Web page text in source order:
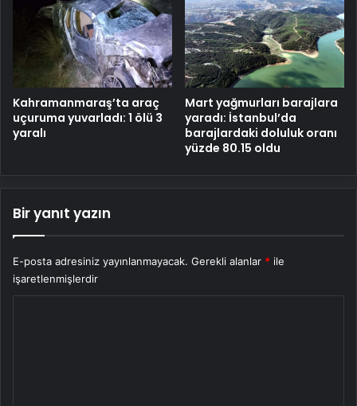
Kahramanmaraş’ta araç
uçuruma yuvarladı: 1 ölü 3
yaralı
Mart yağmurları barajlara
yaradı: İstanbul’da
barajlardaki doluluk oranı
yüzde 80.15 oldu
Bir yanıt yazın
E-posta adresiniz yayınlanmayacak. Gerekli alanlar * ile
işaretlenmişlerdir